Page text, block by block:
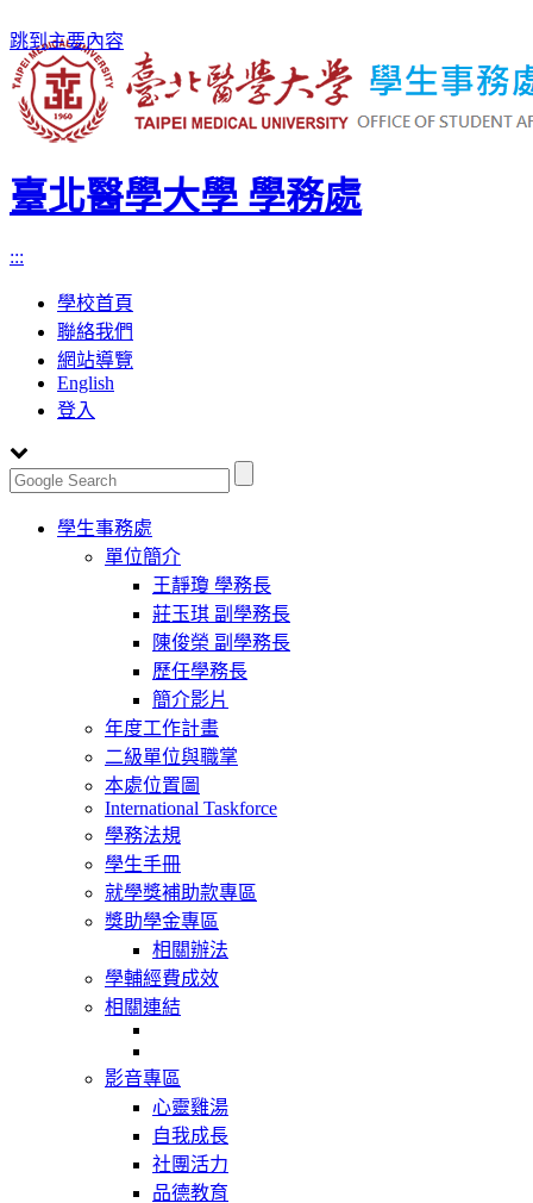
跳到主要內容
臺北醫學大學 學務處
:::
學校首頁
聯絡我們
網站導覽
English
登入
Toggle
navigation
學生事務處
單位簡介
王靜瓊 學務長
莊玉琪 副學務長
陳俊榮 副學務長
歷任學務長
簡介影片
年度工作計畫
二級單位與職掌
本處位置圖
International Taskforce
學務法規
學生手冊
就學獎補助款專區
獎助學金專區
相關辦法
學輔經費成效
相關連結
影音專區
心靈雞湯
自我成長
社團活力
品德教育